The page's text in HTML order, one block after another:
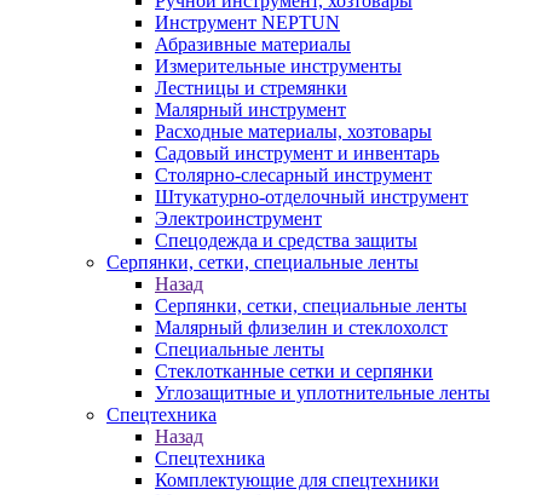
Инструмент NEPTUN
Абразивные материалы
Измерительные инструменты
Лестницы и стремянки
Малярный инструмент
Расходные материалы, хозтовары
Садовый инструмент и инвентарь
Столярно-слесарный инструмент
Штукатурно-отделочный инструмент
Электроинструмент
Спецодежда и средства защиты
Серпянки, сетки, специальные ленты
Назад
Серпянки, сетки, специальные ленты
Малярный флизелин и стеклохолст
Специальные ленты
Стеклотканные сетки и серпянки
Углозащитные и уплотнительные ленты
Спецтехника
Назад
Спецтехника
Комплектующие для спецтехники